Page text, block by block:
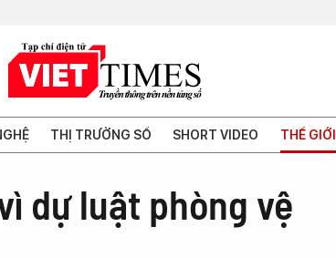
THỊ TRƯỜNG SỐ SHORT VIDEO THẾ GIỚI
dự luật phòng vệ